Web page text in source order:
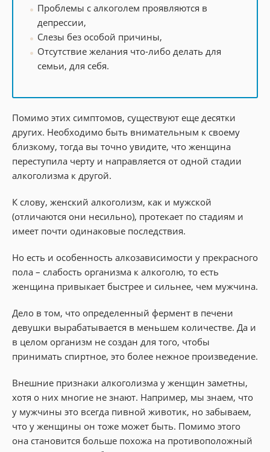
Проблемы с алкоголем проявляются в
депрессии,
Слезы без особой причины,
Отсутствие желания что-либо делать для
семьи, для себя.
Помимо этих симптомов, существуют еще десятки
других. Необходимо быть внимательным к своему
близкому, тогда вы точно увидите, что женщина
переступила черту и направляется от одной стадии
алкоголизма к другой.
К слову, женский алкоголизм, как и мужской
(отличаются они несильно), протекает по стадиям и
имеет почти одинаковые последствия.
Но есть и особенность алкозависимости у прекрасного
пола – слабость организма к алкоголю, то есть
женщина привыкает быстрее и сильнее, чем мужчина.
Дело в том, что определенный фермент в печени
девушки вырабатывается в меньшем количестве. Да и
в целом организм не создан для того, чтобы
принимать спиртное, это более нежное произведение.
Внешние признаки алкоголизма у женщин заметны,
хотя о них многие не знают. Например, мы знаем, что
у мужчины это всегда пивной животик, но забываем,
что у женщины он тоже может быть. Помимо этого
она становится больше похожа на противоположный